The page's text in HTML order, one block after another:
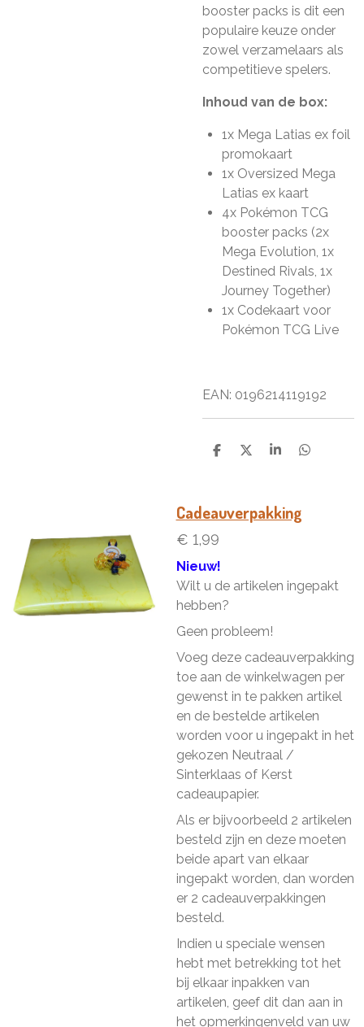
booster packs is dit een
populaire keuze onder
zowel verzamelaars als
competitieve spelers.
Inhoud van de box:
1x Mega Latias ex foil
promokaart
1x Oversized Mega
Latias ex kaart
4x Pokémon TCG
booster packs (2x
Mega Evolution, 1x
Destined Rivals, 1x
Journey Together)
1x Codekaart voor
Pokémon TCG Live
EAN: 0196214119192
D
D
S
e
D
Cadeauverpakking
€ 1,99
Nieuw!
Wilt u de artikelen ingepakt
hebben?
Geen probleem!
Voeg deze cadeauverpakking
toe aan de winkelwagen per
gewenst in te pakken artikel
en de bestelde artikelen
worden voor u ingepakt in het
gekozen Neutraal /
Sinterklaas of Kerst
cadeaupapier.
Als er bijvoorbeeld 2 artikelen
besteld zijn en deze moeten
beide apart van elkaar
ingepakt worden, dan worden
er 2 cadeauverpakkingen
besteld.
Indien u speciale wensen
hebt met betrekking tot het
bij elkaar inpakken van
artikelen, geef dit dan aan in
het opmerkingenveld van uw